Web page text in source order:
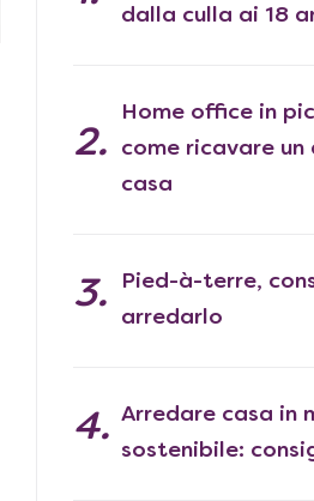
dalla culla ai 18
Home office in
come ricavare
casa
Pied-à-terre,
arredarlo
Arredare casa in
sostenibile: